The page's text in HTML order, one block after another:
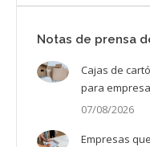
Notas de prensa
Cajas de
para
07/08/2026
Empresas